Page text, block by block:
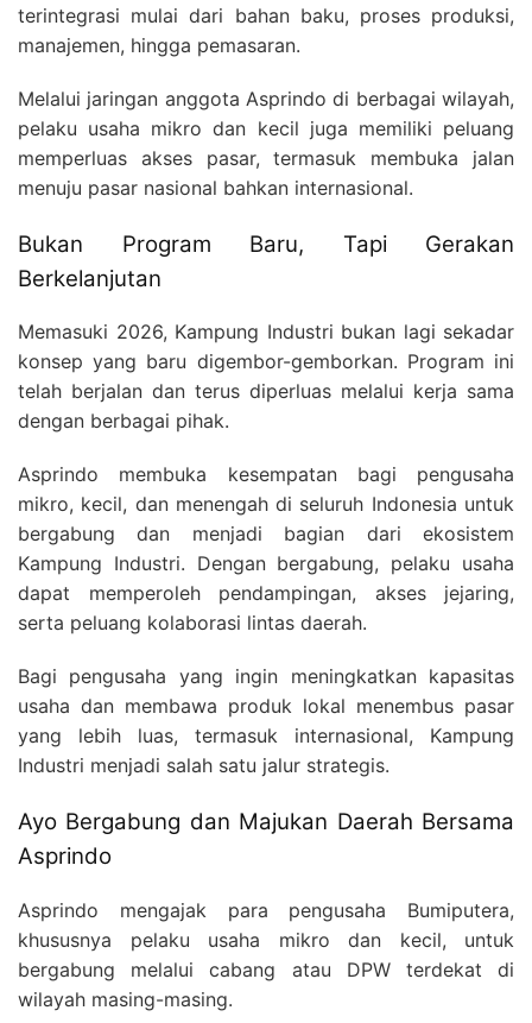
terintegrasi mulai dari bahan baku, proses produksi,
manajemen, hingga pemasaran.
Melalui jaringan anggota Asprindo di berbagai wilayah,
pelaku usaha mikro dan kecil juga memiliki peluang
memperluas akses pasar, termasuk membuka jalan
menuju pasar nasional bahkan internasional.
Bukan Program Baru, Tapi Gerakan
Berkelanjutan
Memasuki 2026, Kampung Industri bukan lagi sekadar
konsep yang baru digembor-gemborkan. Program ini
telah berjalan dan terus diperluas melalui kerja sama
dengan berbagai pihak.
Asprindo membuka kesempatan bagi pengusaha
mikro, kecil, dan menengah di seluruh Indonesia untuk
bergabung dan menjadi bagian dari ekosistem
Kampung Industri. Dengan bergabung, pelaku usaha
dapat memperoleh pendampingan, akses jejaring,
serta peluang kolaborasi lintas daerah.
Bagi pengusaha yang ingin meningkatkan kapasitas
usaha dan membawa produk lokal menembus pasar
yang lebih luas, termasuk internasional, Kampung
Industri menjadi salah satu jalur strategis.
Ayo Bergabung dan Majukan Daerah Bersama
Asprindo
Asprindo mengajak para pengusaha Bumiputera,
khususnya pelaku usaha mikro dan kecil, untuk
bergabung melalui cabang atau DPW terdekat di
wilayah masing-masing.